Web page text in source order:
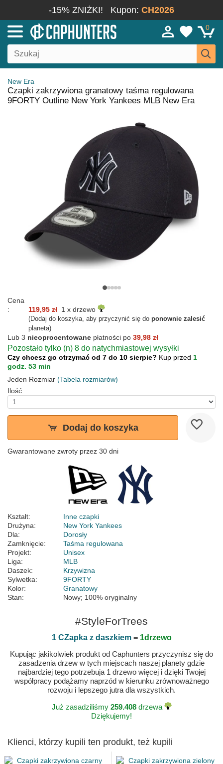
-15% ZNIŻKI! Kupon: CH2026
0
New Era
Czapki zakrzywiona granatowy taśma regulowana
9FORTY Outline New York Yankees MLB New Era
Cena
:
119,95 zł 1 x drzewo
(Dodaj do koszyka, aby przyczynić się do ponownie zalesić
planeta)
Lub 3 nieoprocentowane płatności po 39,98 zł
Pozostało tylko (n) 8 do natychmiastowej wysyłki
Czy chcesz go otrzymać od 7 do 10 sierpie? Kup przed 1
godz. 53 min
Jeden Rozmiar (Tabela rozmiarów)
Ilość
Dodaj do koszyka
Gwarantowane zwroty przez 30 dni
Kształt:
Inne czapki
Drużyna:
New York Yankees
Dla:
Dorosły
Zamknięcie:
Taśma regulowana
Projekt:
Unisex
Liga:
MLB
Daszek:
Krzywizna
Sylwetka:
9FORTY
Kolor:
Granatowy
Stan:
Nowy; 100% oryginalny
#StyleForTrees
1 CZapka z daszkiem= 1drzewo
Kupując jakikolwiek produkt od Caphunters przyczynisz się do
zasadzenia drzew w tych miejscach naszej planety gdzie
najbardziej tego potrzebuja 1 drzewo więcej i dzięki Twojej
współpracy podążamy naprzód w kierunku zrównoważnego
rozwoju i lepszego jutra dla wszystkich.
Już zasadziliśmy 259.408drzewa
Dziękujemy!
Klienci, którzy kupili ten produkt, też kupili